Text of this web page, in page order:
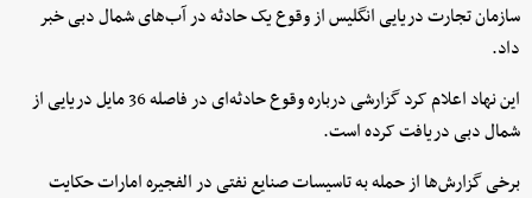
سازمان تجارت دریایی انگلیس از وقوع یک حادثه در آب‌های شمال دبی خبر
داد.
این نهاد اعلام کرد گزارشی درباره وقوع حادثه‌ای در فاصله 36 مایل دریایی از
شمال دبی دریافت کرده است.
برخی گزارش‌ها از حمله به تاسیسات صنایع نفتی در الفجیره امارات حکایت